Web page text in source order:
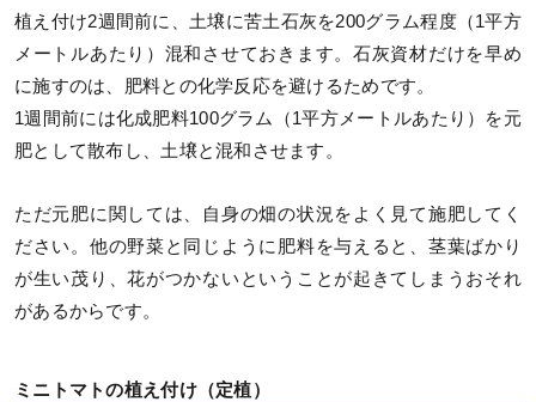
植え付け2週間前に、土壌に苦土石灰を200グラム程度（1平方
メートルあたり）混和させておきます。石灰資材だけを早め
に施すのは、肥料との化学反応を避けるためです。
1週間前には化成肥料100グラム（1平方メートルあたり）を元
肥として散布し、土壌と混和させます。
ただ元肥に関しては、自身の畑の状況をよく見て施肥してく
ださい。他の野菜と同じように肥料を与えると、茎葉ばかり
が生い茂り、花がつかないということが起きてしまうおそれ
があるからです。
ミニトマトの植え付け（定植）